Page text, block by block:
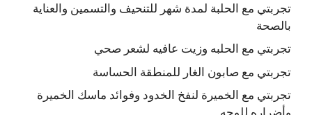
تجربتي مع الحلبة لمدة شهر للتنحيف والتسمين والعناية
بالصحة
تجربتي مع الحلبه وزيت عافيه لشعر صحي
تجربتي مع صابون الغار للمنطقة الحساسة
تجربتي مع الخميرة لنفخ الخدود وفوائد ماسك الخميرة